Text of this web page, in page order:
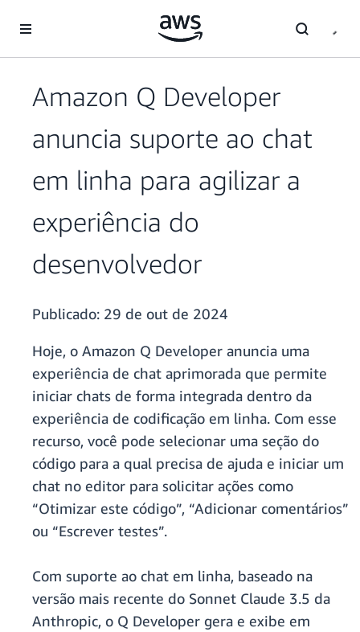
Pular para o conteúdo principal
Amazon Q Developer
anuncia suporte ao chat
em linha para agilizar a
experiência do
desenvolvedor
Publicado: 29 de out de 2024
Hoje, o Amazon Q Developer anuncia uma
experiência de chat aprimorada que permite
iniciar chats de forma integrada dentro da
experiência de codificação em linha. Com esse
recurso, você pode selecionar uma seção do
código para a qual precisa de ajuda e iniciar um
chat no editor para solicitar ações como
“Otimizar este código”, “Adicionar comentários”
ou “Escrever testes”.
Com suporte ao chat em linha, baseado na
versão mais recente do Sonnet Claude 3.5 da
Anthropic, o Q Developer gera e exibe em